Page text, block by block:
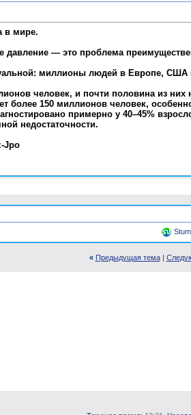
в мире.
давление — это проблема
миллионы людей в Европе, США
человек, и почти половина из
более 150 миллионов человек,
примерно у 40–45%
недостаточности.
Jpo
« Предыдущая тема|